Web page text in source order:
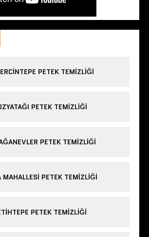
PETEK TEMIZLIĞI
PETEK TEMIZLIĞI
PETEK TEMIZLIĞI
MAHALLESI PETEK TEMIZLIĞI
PETEK TEMIZLIĞI